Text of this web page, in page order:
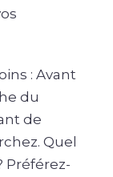
: Avant
du
de
Quel
Préférez-